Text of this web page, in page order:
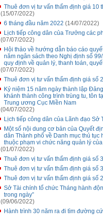
Thuê đơn vị tư vấn thẩm định giá
(15/07/2022)
6 tháng đầu năm 2022 (14/07/2022)
Lịch tiếp công dân của Trưởng các
(07/07/2022)
Hội thảo về hướng dẫn báo cáo
năm ngân sách theo Nghị định số
quy định về quản lý, thanh toán,
(07/07/2022)
Thuê đơn vị tư vấn thẩm định giá số
Kỷ niệm 15 năm ngày thành lập
khánh thành công trình trùng tu, tôn
Trung ương Cục Miền Nam
(04/07/2022)
Lịch tiếp công dân của Lãnh đạo Sở
Một số nội dung cơ bản của Quyết
dân Thành phố về Danh mục thủ
thuộc phạm vi chức năng quản lý
(01/07/2022)
Thuê đơn vị tư vấn thẩm định giá số
Thuê đơn vị tư vấn thẩm định giá số
Thuê đơn vị tư vấn thẩm định giá số
Sở Tài chính tổ chức Tháng hành
trong ngày”
(09/06/2022)
Hành trình 30 năm ra đi tìm đường